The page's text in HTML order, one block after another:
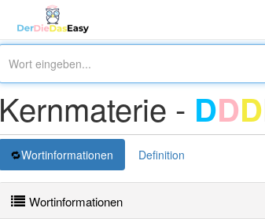
Kernmaterie - DDD
Wortinformationen Definition
Wortinformationen